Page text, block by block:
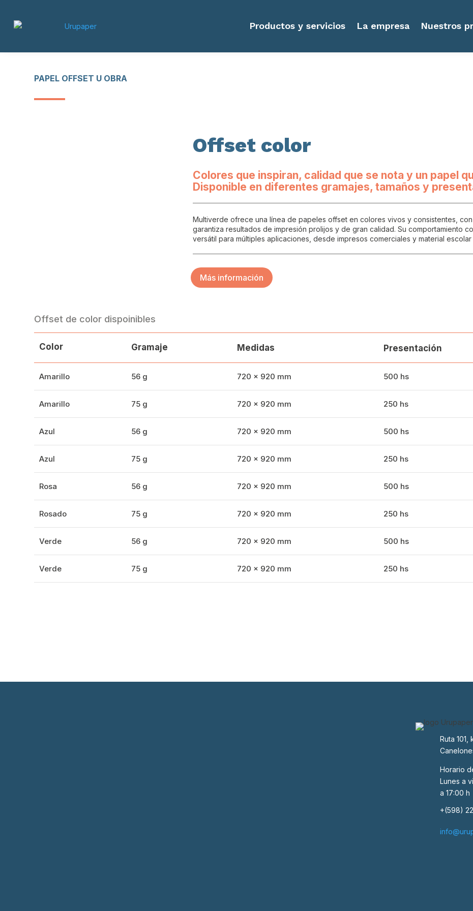
Productos y servicios La empresa Nuestros
PAPEL OFFSET U OBRA
Offset color
Colores que inspiran, calidad que se nota y un papel
Disponible en diferentes gramajes, tamaños y
Multiverde ofrece una línea de papeles offset en colores vivos y consistentes,
garantiza resultados de impresión prolijos y de gran calidad. Su comportamiento
versátil para múltiples aplicaciones, desde impresos comerciales y material
Más información
Offset de color dispoinibles
Color Gramaje Medidas Presentación
Amarillo 56 g 720 x 920 mm 500 hs
Amarillo 75 g 720 x 920 mm 250 hs
Azul 56 g 720 x 920 mm 500 hs
Azul 75 g 720 x 920 mm 250 hs
Rosa 56 g 720 x 920 mm 500 hs
Rosado 75 g 720 x 920 mm 250 hs
Verde 56 g 720 x 920 mm 500 hs
Verde 75 g 720 x 920 mm 250 hs
Ruta 101,
Horario
Lunes a
a 17:00 h
+(598)